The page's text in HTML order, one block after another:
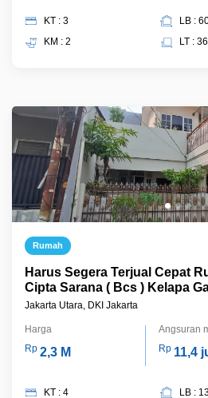
KT : 3
KM : 2
LB :
LT :
Rumah
Harus Segera Terjual Cepat
Cipta Sarana ( Bcs ) Kelapa
Jakarta Utara, DKI Jakarta
Harga
Rp 2,3 M
Angsuran
Rp 11,4
KT : 4
LB :